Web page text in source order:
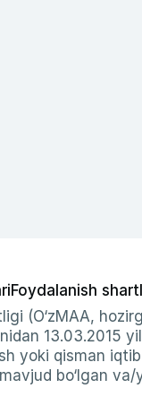
Foydalanish
(O‘zMAA,
13.03.2015
yoki qisman
bo‘lgan